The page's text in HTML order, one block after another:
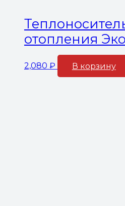
отопления
2,080 ₽ В корзину